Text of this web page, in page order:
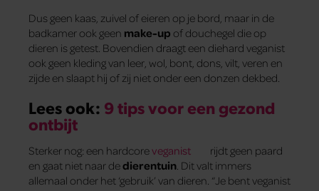
Dus geen kaas, zuivel of eieren op je bord, maar in de
badkamer ook geen make-up of douchegel die op
dieren is getest. Bovendien draagt een diehard veganist
ook geen kleding van leer, wol, bont, dons, vilt, veren en
zijde en slaapt hij of zij niet onder een donzen dekbed.
Lees ook: 9 tips voor een gezond
ontbijt
Sterker nog: een hardcoreveganist
rijdt geen paard
en gaat niet naar dedierentuin. Dit valt immers
allemaal onder het ‘gebruik’ van dieren. “Je bent veganist